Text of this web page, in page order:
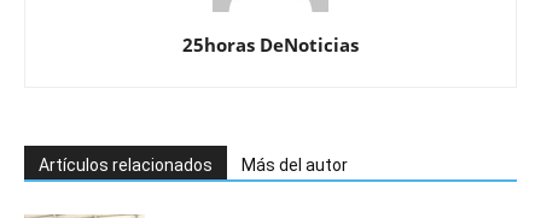
25horas DeNoticias
Artículos relacionados Más del autor